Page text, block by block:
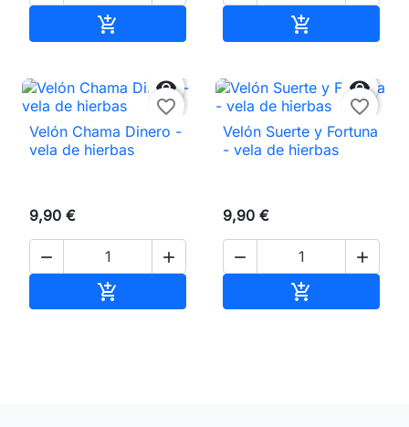
 

favorite_border
Velón Chama Dinero -
vela de hierbas
9,90 €
 


favorite_border
Velón Suerte y Fortuna
- vela de hierbas
9,90 €
 
